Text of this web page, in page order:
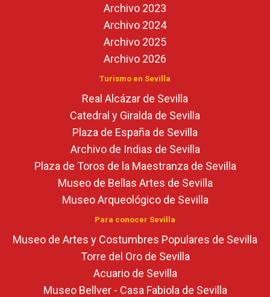
Archivo 2023
Archivo 2024
Archivo 2025
Archivo 2026
Turismo en Sevilla
Real Alcázar de Sevilla
Catedral y Giralda de Sevilla
Plaza de España de Sevilla
Archivo de Indias de Sevilla
Plaza de Toros de la Maestranza de Sevilla
Museo de Bellas Artes de Sevilla
Museo Arqueológico de Sevilla
Para conocer Sevilla
Museo de Artes y Costumbres Populares de Sevilla
Torre del Oro de Sevilla
Acuario de Sevilla
Museo Bellver - Casa Fabiola de Sevilla